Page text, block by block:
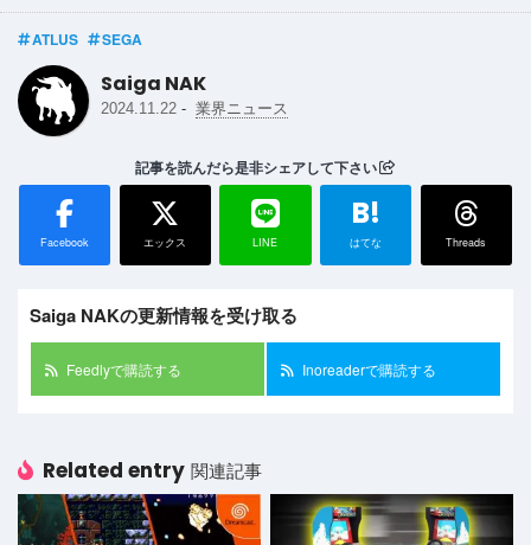
ATLUS SEGA
Saiga NAK
2024.11.22 - 業界ニュース
記事を読んだら是非シェアして下さい
Facebook エックス LINE
B!
はてな Threads
Saiga NAKの更新情報を受け取る
Feedlyで購読する Inoreaderで購読する
Related entry 関連記事